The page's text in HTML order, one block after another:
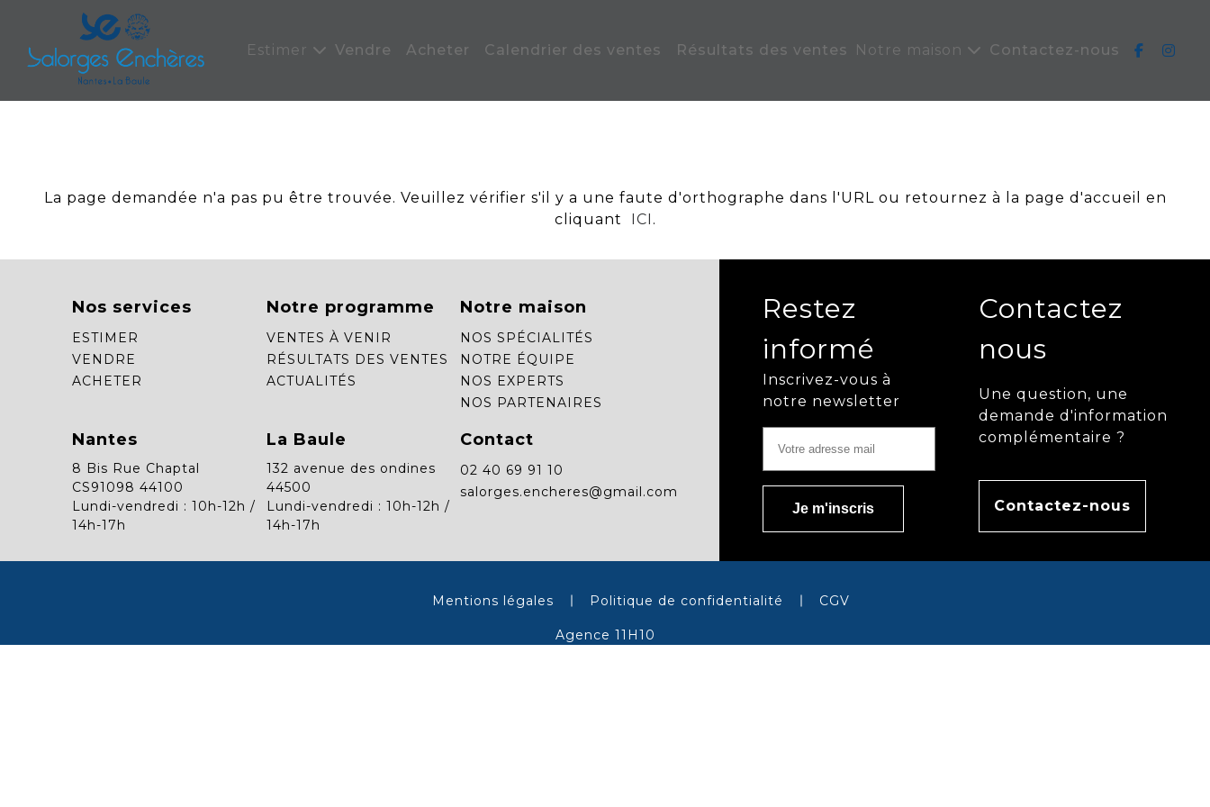
Estimer Vendre Acheter Calendrier des ventes Résultats des ventes Notre maison Contactez-nous
La page demandée n'a pas pu être trouvée. Veuillez vérifier s'il y a une faute d'orthographe dans l'URL ou retournez à la page d'accueil en
cliquant
ICI .
Nos services
ESTIMER
VENDRE
ACHETER
Notre programme
VENTES À VENIR
RÉSULTATS DES VENTES
ACTUALITÉS
Notre maison
NOS SPÉCIALITÉS
NOTRE ÉQUIPE
NOS EXPERTS
NOS PARTENAIRES
Nantes
8 Bis Rue Chaptal
CS91098 44100
Lundi-vendredi : 10h-12h /
14h-17h
La Baule
132 avenue des ondines
44500
Lundi-vendredi : 10h-12h /
14h-17h
Contact
02 40 69 91 10
salorges.encheres@gmail.com
Restez
informé
Inscrivez-vous à
notre newsletter
Contactez
nous
Une question, une
demande d'information
complémentaire ?
Contactez-nous
Mentions légales Politique de confidentialité CGV
Agence 11H10
Panneau de gestion des cookies